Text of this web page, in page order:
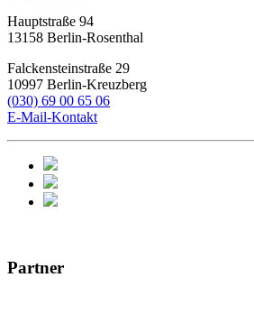
Hauptstraße 94
13158 Berlin-Rosenthal
Falckensteinstraße 29
10997 Berlin-Kreuzberg
(030) 69 00 65 06
E-Mail-Kontakt
Partner